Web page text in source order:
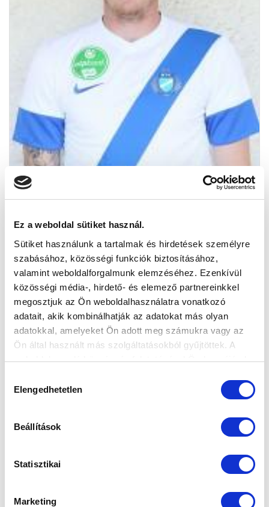
Ez a weboldal sütiket használ.
Sütiket használunk a tartalmak és hirdetések személyre
szabásához, közösségi funkciók biztosításához,
valamint weboldalforgalmunk elemzéséhez. Ezenkívül
közösségi média-, hirdető- és elemező partnereinkkel
megosztjuk az Ön weboldalhasználatra vonatkozó
adatait, akik kombinálhatják az adatokat más olyan
adatokkal, amelyeket Ön adott meg számukra vagy az
Ön által használt más szolgáltatásokból gyűjtöttek. A
weboldalon való böngészés folytatásával Ön hozzájárul a
kiválasztása
Elengedhetetlen
Beállítások
Statisztikai
Marketing
MINDEN FEJBEN DŐL EL
2017-05-11 17:45:00
Balul sikerült Örökrangadó után, a kiesés szempontjából
veszélyes helyzetből fordul rá a közvetlen bajnoki
hajrára az MT...